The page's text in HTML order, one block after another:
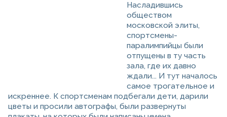
Насладившись
обществом
московской элиты,
спортсмены-
паралимпийцы были
отпущены в ту часть
зала, где их давно
ждали... И тут началось
самое трогательное и
искреннее. К спортсменам подбегали дети, дарили
цветы и просили автографы, были развернуты